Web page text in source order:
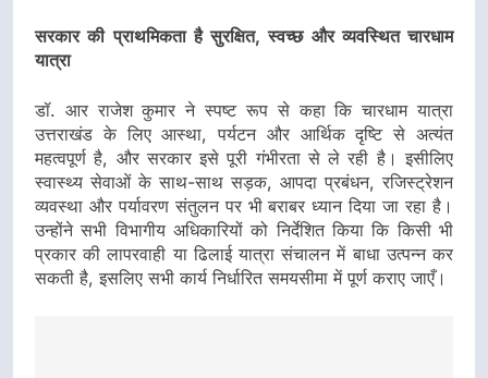
सरकार की प्राथमिकता है सुरक्षित, स्वच्छ और व्यवस्थित चारधाम
यात्रा
डॉ. आर राजेश कुमार ने स्पष्ट रूप से कहा कि चारधाम यात्रा
उत्तराखंड के लिए आस्था, पर्यटन और आर्थिक दृष्टि से अत्यंत
महत्वपूर्ण है, और सरकार इसे पूरी गंभीरता से ले रही है। इसीलिए
स्वास्थ्य सेवाओं के साथ-साथ सड़क, आपदा प्रबंधन, रजिस्ट्रेशन
व्यवस्था और पर्यावरण संतुलन पर भी बराबर ध्यान दिया जा रहा है।
उन्होंने सभी विभागीय अधिकारियों को निर्देशित किया कि किसी भी
प्रकार की लापरवाही या ढिलाई यात्रा संचालन में बाधा उत्पन्न कर
सकती है, इसलिए सभी कार्य निर्धारित समयसीमा में पूर्ण कराए जाएँ।